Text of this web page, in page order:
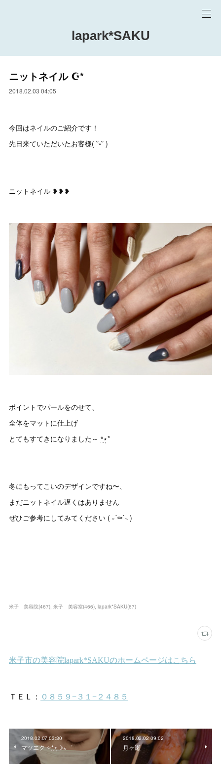
lapark*SAKU
ニットネイル ☪︎*
2018.02.03 04:05
今回はネイルのご紹介です！
先日来ていただいたお客様( ˘ᵕ˘ )
ニットネイル ‪❥❥❥‬
ポイントでパールをのせて、
全体をマットに仕上げ
とてもすてきになりました～ *̣̩⋆̩*
冬にもってこいのデザインですね〜、
まだニットネイル遅くはありません
ぜひご参考にしてみてください ( ˶´⚰︎`˵ )
米子 美容院(467) 米子 美容室(466) lapark*SAKU(67)
2018.02.07 03:30
マツエク ✧*̣̩⋆̩☽⋆゜
2018.02.02 09:02
月ヶ瀬